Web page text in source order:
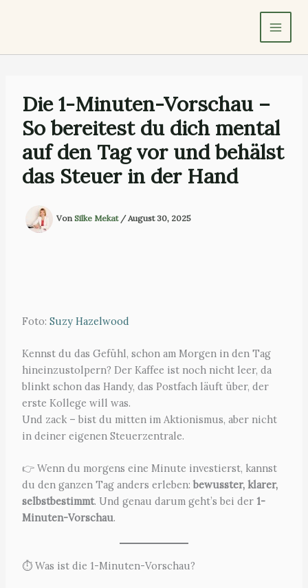
Die 1-Minuten-Vorschau –
So bereitest du dich mental
auf den Tag vor und behälst
das Steuer in der Hand
Von Silke Mekat /August 30, 2025
Foto: Suzy Hazelwood
Kennst du das Gefühl, schon am Morgen in den Tag
hineinzustolpern? Der Kaffee ist noch nicht leer, da
blinkt schon das Handy, das Postfach läuft über, der
erste Kollege will was.
Und zack – bist du mitten im Aktionismus, aber nicht
in deiner eigenen Steuerzentrale.
👉 Wenn du morgens eine Minute investierst, kannst
du den ganzen Tag anders erleben:bewusster, klarer,
selbstbestimmt. Und genau darum geht’s bei der 1-
Minuten-Vorschau.
⏱ Was ist die 1-Minuten-Vorschau?